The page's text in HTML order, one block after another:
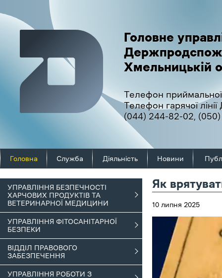
Головне
Хмельницькій
Телефон
Телефон гарячої
(044) 244-82-02,
Головна Служба Діяльність Новини
УПРАВЛІННЯ БЕЗПЕЧНОСТІ
ХАРЧОВИХ ПРОДУКТІВ ТА
ВЕТЕРИНАРНОЇ МЕДИЦИНИ
УПРАВЛІННЯ ФІТОСАНІТАРНОЇ
БЕЗПЕКИ
ВІДДІЛ ПРАВОВОГО
ЗАБЕЗПЕЧЕННЯ
УПРАВЛІННЯ РОБОТИ З
Як
10 липня 2025